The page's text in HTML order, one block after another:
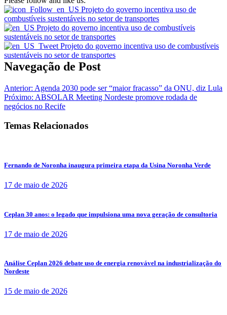
Navegação de Post
Anterior: Agenda 2030 pode ser “maior fracasso” da ONU, diz Lula
Próximo: ABSOLAR Meeting Nordeste promove rodada de
negócios no Recife
Temas Relacionados
Fernando de Noronha inaugura primeira etapa da Usina Noronha Verde
17 de maio de 2026
Ceplan 30 anos: o legado que impulsiona uma nova geração de consultoria
17 de maio de 2026
Análise Ceplan 2026 debate uso de energia renovável na industrialização do
Nordeste
15 de maio de 2026